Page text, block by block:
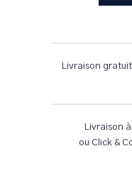
Livraison
Livraison
ou Click &